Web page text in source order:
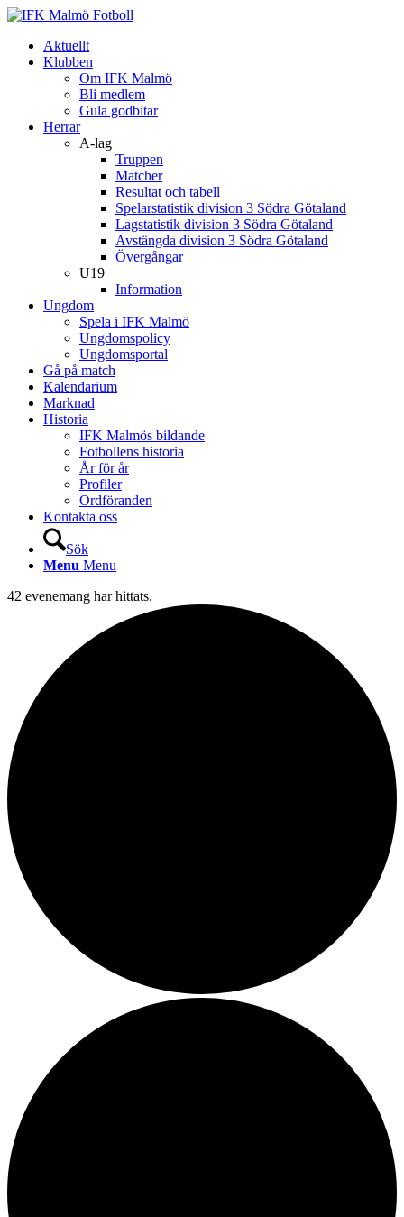
Aktuellt
Klubben
Om IFK Malmö
Bli medlem
Gula godbitar
Herrar
A-lag
Truppen
Matcher
Resultat och tabell
Spelarstatistik division 3 Södra Götaland
Lagstatistik division 3 Södra Götaland
Avstängda division 3 Södra Götaland
Övergångar
U19
Information
Ungdom
Spela i IFK Malmö
Ungdomspolicy
Ungdomsportal
Gå på match
Kalendarium
Marknad
Historia
IFK Malmös bildande
Fotbollens historia
År för år
Profiler
Ordföranden
Kontakta oss
Sök
Menu Menu
42 evenemang har hittats.